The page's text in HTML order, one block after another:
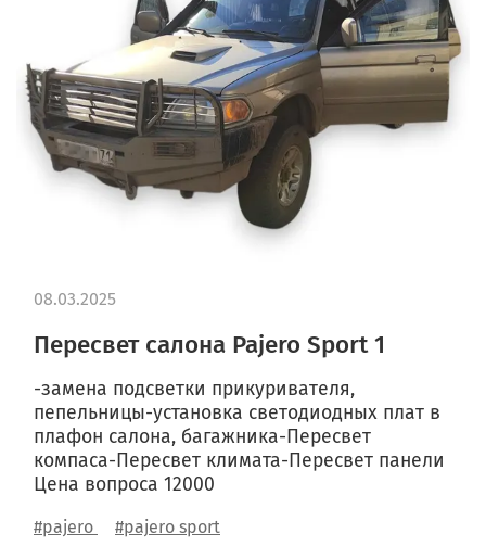
Пересвет салона Pajero Sport 1
-замена подсветки прикуривателя,
пепельницы-установка светодиодных плат в
плафон салона, багажника-Пересвет
компаса-Пересвет климата-Пересвет панели
Цена вопроса 12000
08.03.2025
#pajero #pajero sport